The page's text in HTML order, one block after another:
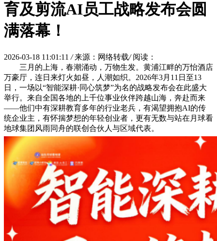
育及剪流AI员工战略发布会圆
满落幕！
2026-03-18 11:01:11 / 来源：网络转载/ 阅读：
三月的上海，春潮涌动，万物生发。黄浦江畔的万怡酒店
万豪厅，连日来灯火如昼，人潮如织。2026年3月11日至13
日，一场以“智能深耕·同心筑梦”为名的战略发布会在此盛大
举行。来自全国各地的上千位事业伙伴跨越山海，奔赴而来
——他们中有深耕教育多年的行业老兵，有渴望拥抱AI的传
统企业主，有怀揣梦想的年轻创业者，更有无数与站在月球看
地球集团风雨同舟的联创合伙人与区域代表。